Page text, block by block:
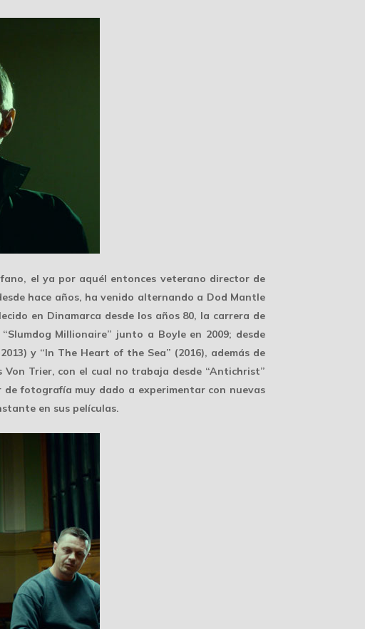
, el ya por aquél entonces veterano director de
hace años, ha venido alternando a Dod Mantle
en Dinamarca desde los años 80, la carrera de
Millionaire” junto a Boyle en 2009; desde
y “In The Heart of the Sea” (2016), además de
Von Trier, con el cual no trabaja desde “Antichrist”
fotografía muy dado a experimentar con nuevas
en sus películas.